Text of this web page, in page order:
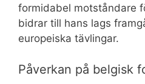
formidabel motståndare
bidrar till hans lags
europeiska tävlingar.
Påverkan på belgisk